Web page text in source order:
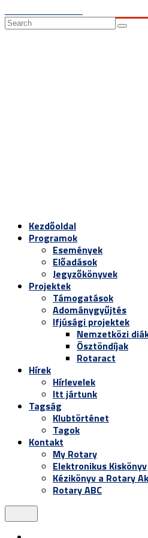
Search
for:
Kezdőoldal
Programok
Események
Előadások
Jegyzőkönyvek
Projektek
Támogatások
Adománygyűjtés
Ifjúsági projektek
Nemzetközi
Ösztöndíjak
Rotaract
Hírek
Hírlevelek
Itt jártunk
Tagság
Klubtörténet
Tagok
Kontakt
My Rotary
Elektronikus Kiskönyv
Kézikönyv a Rotary
Rotary ABC